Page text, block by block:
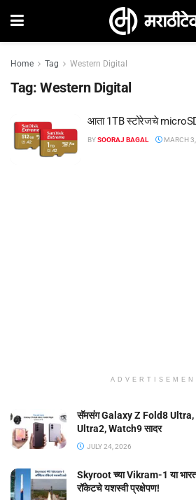
Home Tag Western Digital
Tag: Western Digital
आता 1TB स्टोरेजचे
BYSOORAJ BAGAL MARCH
सॅमसंग Galaxy Z Fold8
Ultra2, Watch9 सादर
JULY 24, 2026
Skyroot च्या Vikram-1 या
रॉकेटचे यशस्वी प्रक्षेपण!